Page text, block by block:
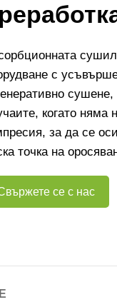
с
когато няма
за да се
точка на
се с нас